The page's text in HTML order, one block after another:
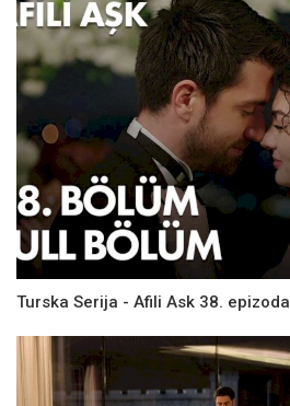
Turska Serija - Afili Ask 38. epizoda